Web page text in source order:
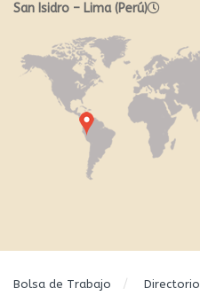
San Isidro – Lima (Perú)
Bolsa de Trabajo Directorio